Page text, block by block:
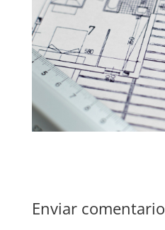
Enviar comentario